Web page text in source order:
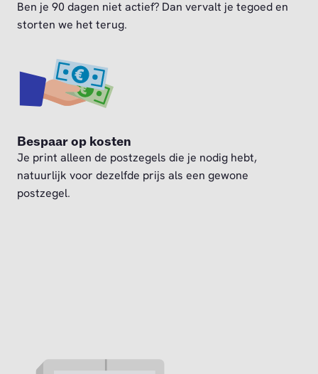
Ben je 90 dagen niet actief? Dan vervalt je tegoed en
storten we het terug.
Bespaar op kosten
Je print alleen de postzegels die je nodig hebt,
natuurlijk voor dezelfde prijs als een gewone
postzegel.